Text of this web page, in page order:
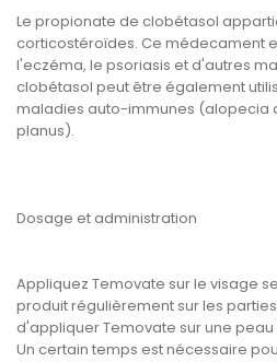
Le propionate de clobétasol
corticostéroïdes. Ce médecament
l'eczéma, le psoriasis et d'autres
clobétasol peut être également
maladies auto-immunes (alopecia
planus).
Dosage et administration
Appliquez Temovate sur le visage
produit régulièrement sur les
d'appliquer Temovate sur une peau
Un certain temps est nécessaire